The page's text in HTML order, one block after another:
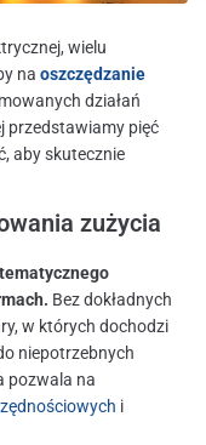
wielu
na oszczędzanie
działań
przedstawiamy pięć
aby skutecznie
zużycia
Bez dokładnych
w których dochodzi
niepotrzebnych
pozwala na
i